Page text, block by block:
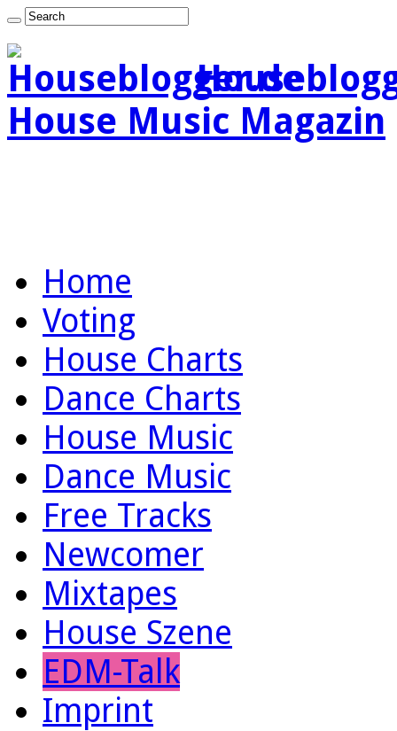
House Music Magazin
Home
Voting
House Charts
Dance Charts
House Music
Dance Music
Free Tracks
Newcomer
Mixtapes
House Szene
EDM-Talk
Imprint